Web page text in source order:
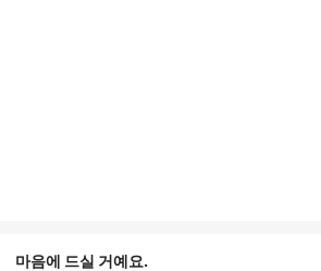
마음에 드실 거예요.